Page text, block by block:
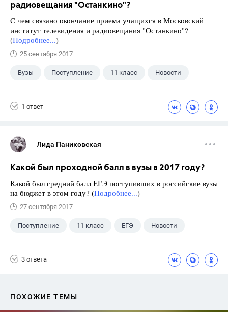
радиовещания "Останкино"?
С чем связано окончание приема учащихся в Московский
институт телевидения и радиовещания "Останкино"?
(Подробнее...)
25 сентября 2017
Вузы Поступление 11 класс Новости
1 ответ
Лида Паниковская
Какой был проходной балл в вузы в 2017 году?
Какой был средний балл ЕГЭ поступивших в российские вузы
на бюджет в этом году? (Подробнее...)
27 сентября 2017
Поступление 11 класс ЕГЭ Новости
3 ответа
ПОХОЖИЕ ТЕМЫ